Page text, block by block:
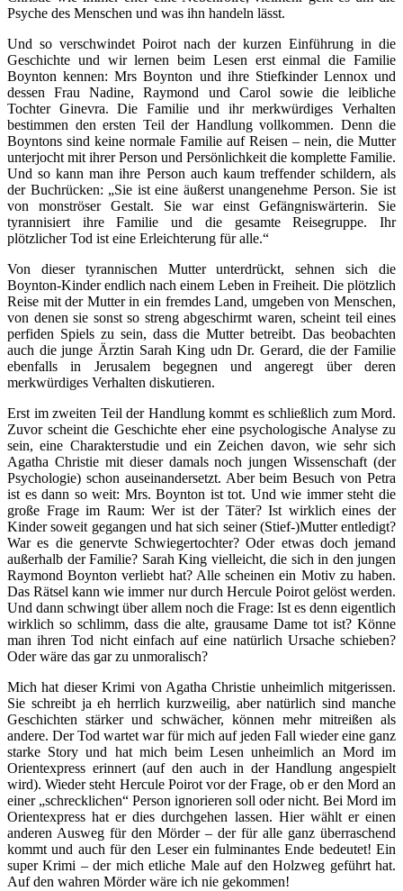
Psyche des Menschen und was ihn handeln lässt.
Und so verschwindet Poirot nach der kurzen Einführung in die
Geschichte und wir lernen beim Lesen erst einmal die Familie
Boynton kennen: Mrs Boynton und ihre Stiefkinder Lennox und
dessen Frau Nadine, Raymond und Carol sowie die leibliche
Tochter Ginevra. Die Familie und ihr merkwürdiges Verhalten
bestimmen den ersten Teil der Handlung vollkommen. Denn die
Boyntons sind keine normale Familie auf Reisen – nein, die Mutter
unterjocht mit ihrer Person und Persönlichkeit die komplette Familie.
Und so kann man ihre Person auch kaum treffender schildern, als
der Buchrücken: „Sie ist eine äußerst unangenehme Person. Sie ist
von monströser Gestalt. Sie war einst Gefängniswärterin. Sie
tyrannisiert ihre Familie und die gesamte Reisegruppe. Ihr
plötzlicher Tod ist eine Erleichterung für alle.“
Von dieser tyrannischen Mutter unterdrückt, sehnen sich die
Boynton-Kinder endlich nach einem Leben in Freiheit. Die plötzlich
Reise mit der Mutter in ein fremdes Land, umgeben von Menschen,
von denen sie sonst so streng abgeschirmt waren, scheint teil eines
perfiden Spiels zu sein, dass die Mutter betreibt. Das beobachten
auch die junge Ärztin Sarah King udn Dr. Gerard, die der Familie
ebenfalls in Jerusalem begegnen und angeregt über deren
merkwürdiges Verhalten diskutieren.
Erst im zweiten Teil der Handlung kommt es schließlich zum Mord.
Zuvor scheint die Geschichte eher eine psychologische Analyse zu
sein, eine Charakterstudie und ein Zeichen davon, wie sehr sich
Agatha Christie mit dieser damals noch jungen Wissenschaft (der
Psychologie) schon auseinandersetzt. Aber beim Besuch von Petra
ist es dann so weit: Mrs. Boynton ist tot. Und wie immer steht die
große Frage im Raum: Wer ist der Täter? Ist wirklich eines der
Kinder soweit gegangen und hat sich seiner (Stief-)Mutter entledigt?
War es die genervte Schwiegertochter? Oder etwas doch jemand
außerhalb der Familie? Sarah King vielleicht, die sich in den jungen
Raymond Boynton verliebt hat? Alle scheinen ein Motiv zu haben.
Das Rätsel kann wie immer nur durch Hercule Poirot gelöst werden.
Und dann schwingt über allem noch die Frage: Ist es denn eigentlich
wirklich so schlimm, dass die alte, grausame Dame tot ist? Könne
man ihren Tod nicht einfach auf eine natürlich Ursache schieben?
Oder wäre das gar zu unmoralisch?
Mich hat dieser Krimi von Agatha Christie unheimlich mitgerissen.
Sie schreibt ja eh herrlich kurzweilig, aber natürlich sind manche
Geschichten stärker und schwächer, können mehr mitreißen als
andere. Der Tod wartet war für mich auf jeden Fall wieder eine ganz
starke Story und hat mich beim Lesen unheimlich an Mord im
Orientexpress erinnert (auf den auch in der Handlung angespielt
wird). Wieder steht Hercule Poirot vor der Frage, ob er den Mord an
einer „schrecklichen“ Person ignorieren soll oder nicht. Bei Mord im
Orientexpress hat er dies durchgehen lassen. Hier wählt er einen
anderen Ausweg für den Mörder – der für alle ganz überraschend
kommt und auch für den Leser ein fulminantes Ende bedeutet! Ein
super Krimi – der mich etliche Male auf den Holzweg geführt hat.
Auf den wahren Mörder wäre ich nie gekommen!